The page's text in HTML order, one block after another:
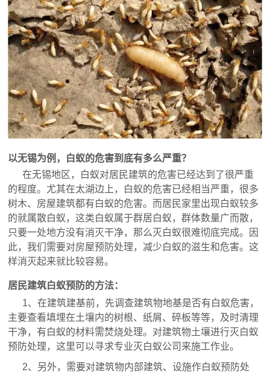
以无锡为例，白蚁的危害到底有多么严重？
在无锡地区，白蚁对居民建筑的危害已经达到了很严重
的程度。尤其在太湖边上，白蚁的危害已经相当严重，很多
树木、房屋建筑都有白蚁的危害。而居民家里出现白蚁较多
的就属散白蚁，这类白蚁属于群居白蚁，群体数量广而散，
只要一处地方没有消灭干净，那么灭白蚁很难彻底完成。因
此，我们需要对房屋预防处理，减少白蚁的滋生和危害。这
样消灭起来就比较容易。
居民建筑白蚁预防的方法：
1、在建筑建基前，先调查建筑物地基是否有白蚁危害，
主要查看填埋在土壤内的树根、纸屑、碎板等等，及时清理
干净，有白蚁的材料需焚烧处理。对建筑物土壤进行灭白蚁
预防处理，这里可以寻求专业灭白蚁公司来施工作业。
2、另外，需要对建筑物内部建筑、设施作白蚁预防处